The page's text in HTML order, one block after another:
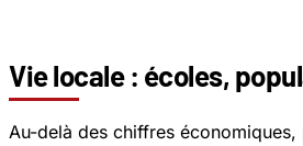
Vie locale : écoles,
Au-delà des chiffres économiques,